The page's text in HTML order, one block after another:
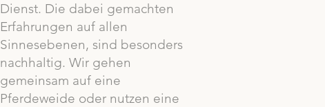
Dienst. Die dabei gemachten
Erfahrungen auf allen
Sinnesebenen, sind besonders
nachhaltig. Wir gehen
gemeinsam auf eine
Pferdeweide oder nutzen eine